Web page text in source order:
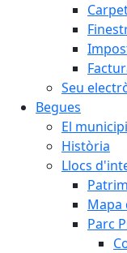
Seu
Begues
El municipi
Història
Llocs
Mapa
Parc